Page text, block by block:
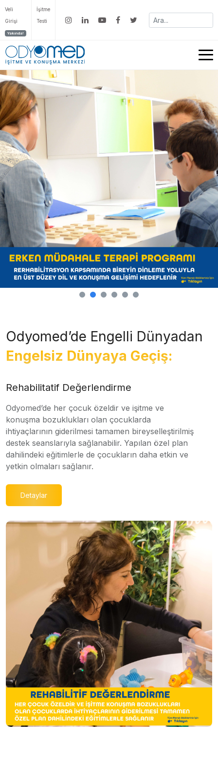
Veli
Girişi
Yakında!
İşitme
Testi
Odyomed’de Engelli Dünyadan
Engelsiz Dünyaya Geçiş:
Rehabilitatif Değerlendirme
Odyomed’de her çocuk özeldir ve işitme ve
konuşma bozuklukları olan çocuklarda
ihtiyaçlarının giderilmesi tamamen bireyselleştirilmiş
destek seanslarıyla sağlanabilir. Yapılan özel plan
dahilindeki eğitimlerle de çocukların daha etkin ve
yetkin olmaları sağlanır.
Detaylar